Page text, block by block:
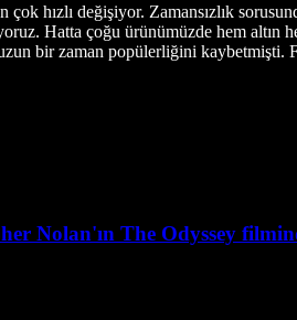
çok hızlı değişiyor. Zamansızlık
Hatta çoğu ürünümüzde hem altın
bir zaman popülerliğini kaybetmişti.
Nolan'ın The Odyssey